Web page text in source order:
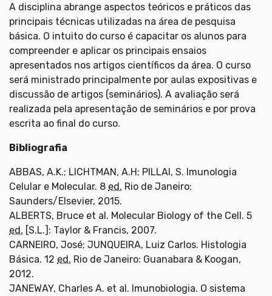
A disciplina abrange aspectos teóricos e práticos das
principais técnicas utilizadas na área de pesquisa
básica. O intuito do curso é capacitar os alunos para
compreender e aplicar os principais ensaios
apresentados nos artigos científicos da área. O curso
será ministrado principalmente por aulas expositivas e
discussão de artigos (seminários). A avaliação será
realizada pela apresentação de seminários e por prova
escrita ao final do curso.
Bibliografia
ABBAS, A.K.; LICHTMAN, A.H; PILLAI, S. Imunologia
Celular e Molecular. 8 ed. Rio de Janeiro:
Saunders/Elsevier, 2015.
ALBERTS, Bruce et al. Molecular Biology of the Cell. 5
ed. [S.L.]: Taylor & Francis, 2007.
CARNEIRO, José; JUNQUEIRA, Luiz Carlos. Histologia
Básica. 12 ed. Rio de Janeiro: Guanabara & Koogan,
2012.
JANEWAY, Charles A. et al. Imunobiologia. O sistema